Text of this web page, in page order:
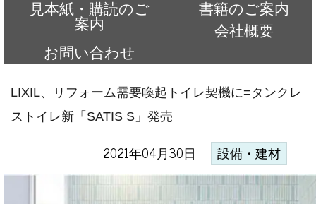
見本紙・購読のご
案内
書籍のご案内
会社概要
お問い合わせ
LIXIL、リフォーム需要喚起トイレ契機に=タンクレ
ストイレ新「SATIS S」発売
2021年04月30日 設備・建材